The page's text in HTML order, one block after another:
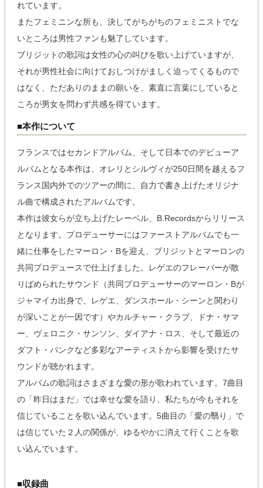
れています。
またフェミニンな所も、決してがちがちのフェミニストでな
いところは男性ファンも魅了しています。
ブリジットの歌詞は女性の心の叫びを歌い上げていますが、
それが男性社会に向けておしつけがましく迫ってくるもので
はなく、ただありのままの願いを、素直に言葉にしていると
ころが男女を問わず共感を得ています。
■本作について
フランスではセカンドアルバム、そして日本でのデビューア
ルバムとなる本作は、オレリとシルヴィが250日間を越えるフ
ランス国内外でのツアーの間に、自力で書き上げたオリジナ
ル曲で構成されたアルバムです。
本作は彼女らが立ち上げたレーベル、B.Recordsからリリース
となります。プロデューサーにはファーストアルバムでも一
緒に仕事をしたマーロン・Bを迎え、ブリジットとマーロンの
共同プロデュースで仕上げました。レゲエのフレーバーが散
りばめられたサウンド（共同プロデューサーのマーロン・Bが
ジャマイカ出身で、レゲエ、ダンスホール・シーンと関わり
が深いことが一因です）やカルチャー・クラブ、ドナ・サマ
ー、ヴェロニク・サンソン、ダイアナ・ロス、そして最近の
ダフト・パンクなど多彩なアーティストから影響を受けたサ
ウンドが聴かれます。
アルバムの歌詞はさまざまな愛の形が歌われています。7曲目
の「昨日はまだ」では幸せな愛を語り、私たちが今もそれを
信じていることを歌い込んでいます。5曲目の「愛の翳り」で
は信じていた２人の関係が、ゆるやかに消えて行くことを歌
い込んでいます。
■収録曲